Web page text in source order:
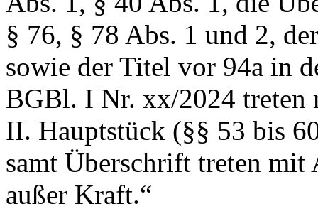
§ 76, § 78 Abs. 1 und 2,
sowie der Titel vor 94a in
BGBl. I Nr. xx/2024 treten
II. Hauptstück (§§ 53 bis
samt Überschrift treten mit
außer Kraft.“